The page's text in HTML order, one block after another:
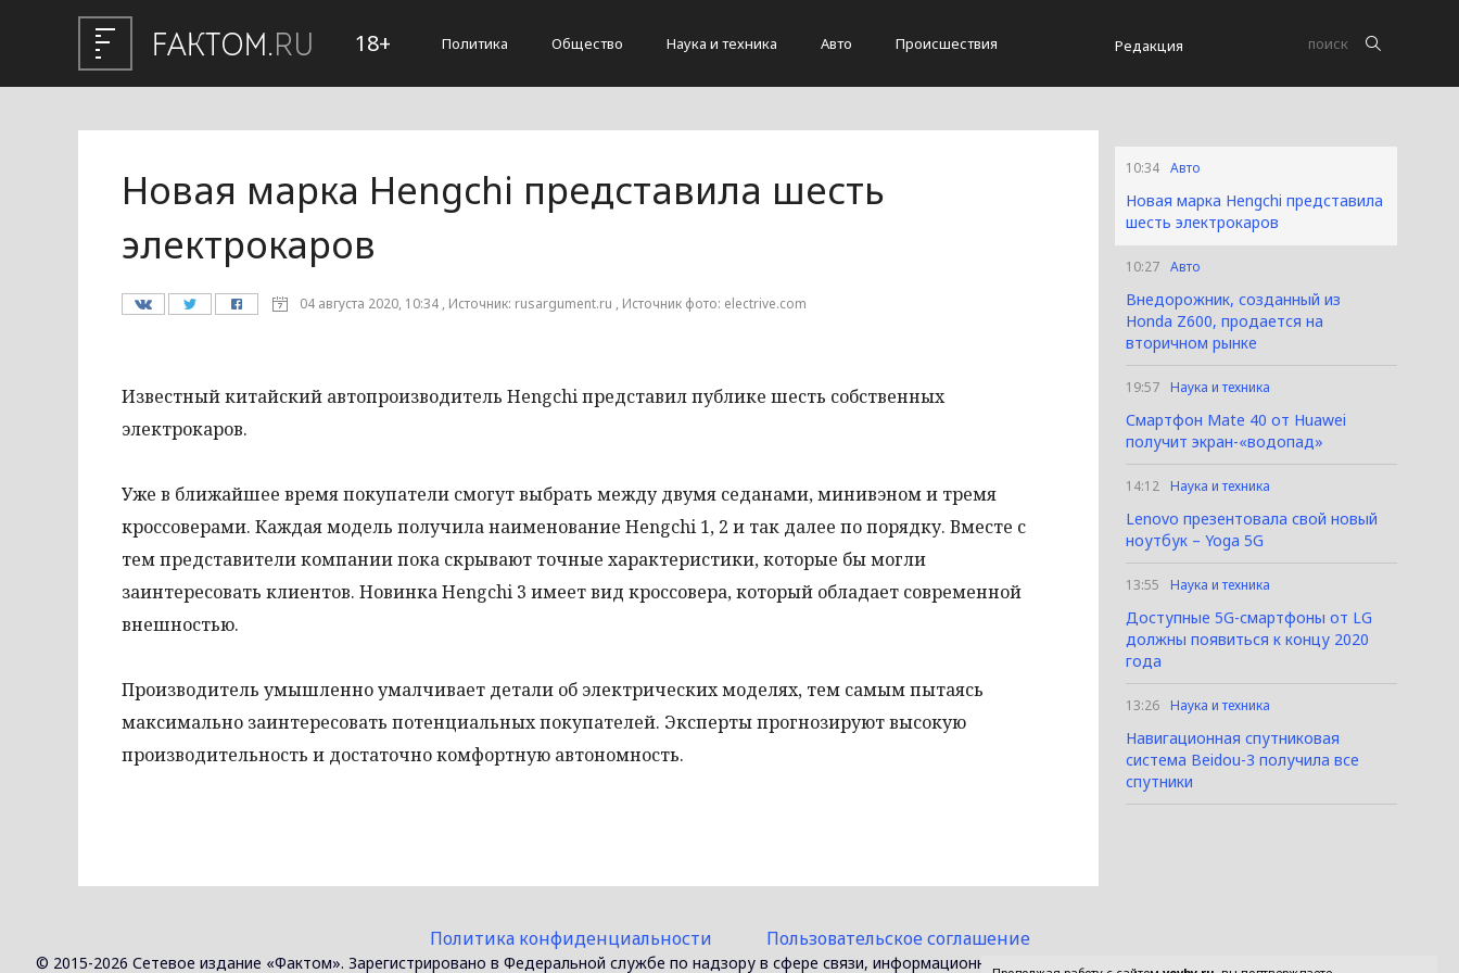
18+ Политика Общество Наука и техника Авто Происшествия Редакция
Новая марка Hengchi представила шесть
электрокаров
04 августа 2020, 10:34 , Источник: rusargument.ru , Источник фото: electrive.com
Известный китайский автопроизводитель Hengchi представил публике шесть собственных
электрокаров.
Уже в ближайшее время покупатели смогут выбрать между двумя седанами, минивэном и тремя
кроссоверами. Каждая модель получила наименование Hengchi 1, 2 и так далее по порядку. Вместе с
тем представители компании пока скрывают точные характеристики, которые бы могли
заинтересовать клиентов. Новинка Hengchi 3 имеет вид кроссовера, который обладает современной
внешностью.
Производитель умышленно умалчивает детали об электрических моделях, тем самым пытаясь
максимально заинтересовать потенциальных покупателей. Эксперты прогнозируют высокую
производительность и достаточно комфортную автономность.
10:34 Авто
Новая марка Hengchi представила
шесть электрокаров
10:27 Авто
Внедорожник, созданный из
Honda Z600, продается на
вторичном рынке
19:57 Наука и техника
Смартфон Mate 40 от Huawei
получит экран-«водопад»
14:12 Наука и техника
Lenovo презентовала свой новый
ноутбук – Yoga 5G
13:55 Наука и техника
Доступные 5G-смартфоны от LG
должны появиться к концу 2020
года
13:26 Наука и техника
Навигационная спутниковая
система Beidou-3 получила все
спутники
Политика конфиденциальности Пользовательское соглашение
© 2015-2026 Сетевое издание «Фактом». Зарегистрировано в Федеральной службе по надзору в сфере связи, информационных технологий и массовых коммуникаций (Роскомнадзор).